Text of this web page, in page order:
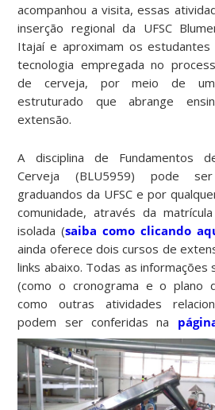
acompanhou a visita, essas
inserção regional da UFSC
Itajaí e aproximam os
tecnologia empregada no
de cerveja, por meio de
estruturado que abrange
extensão.
A disciplina de Fundamentos
Cerveja (BLU5959) pode
graduandos da UFSC e por
comunidade, através da
isolada (saiba como clicando
ainda oferece dois cursos de
links abaixo. Todas as informações
(como o cronograma e o plano
como outras atividades
podem ser conferidas na